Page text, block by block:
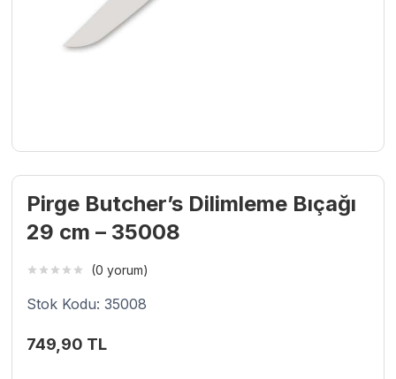
Pirge Butcher’s Dilimleme Bıçağı
29 cm – 35008
(0 yorum)
Stok Kodu: 35008
749,90 TL